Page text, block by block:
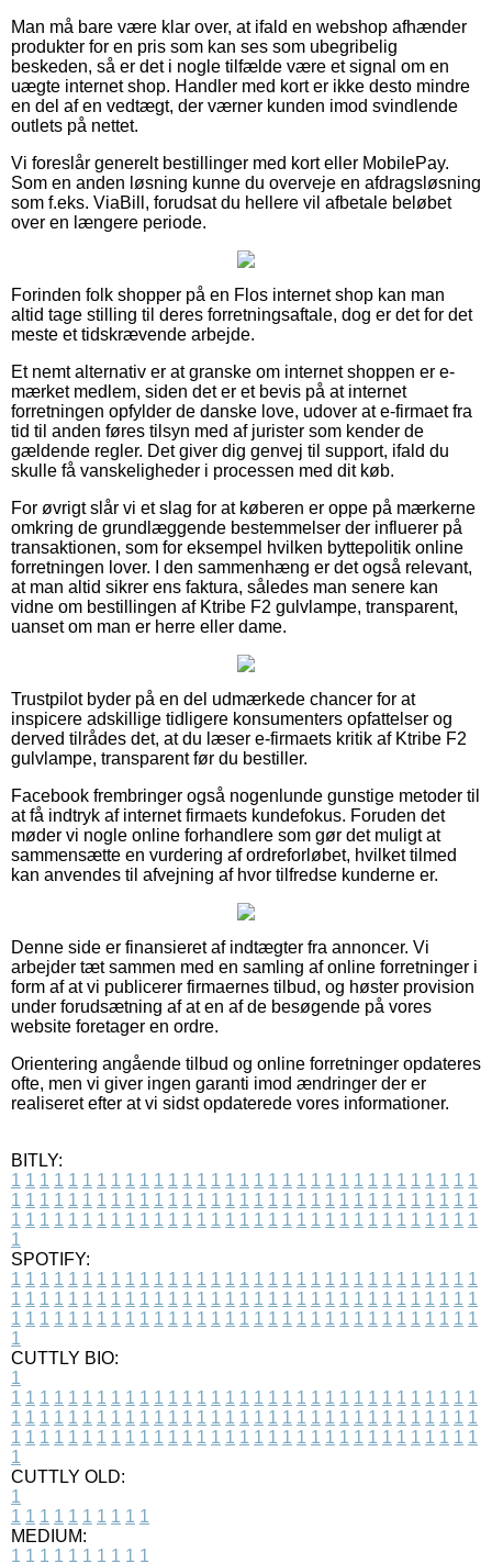
Man må bare være klar over, at ifald en webshop afhænder
produkter for en pris som kan ses som ubegribelig
beskeden, så er det i nogle tilfælde være et signal om en
uægte internet shop. Handler med kort er ikke desto mindre
en del af en vedtægt, der værner kunden imod svindlende
outlets på nettet.
Vi foreslår generelt bestillinger med kort eller MobilePay.
Som en anden løsning kunne du overveje en afdragsløsning
som f.eks. ViaBill, forudsat du hellere vil afbetale beløbet
over en længere periode.
Forinden folk shopper på en Flos internet shop kan man
altid tage stilling til deres forretningsaftale, dog er det for det
meste et tidskrævende arbejde.
Et nemt alternativ er at granske om internet shoppen er e-
mærket medlem, siden det er et bevis på at internet
forretningen opfylder de danske love, udover at e-firmaet fra
tid til anden føres tilsyn med af jurister som kender de
gældende regler. Det giver dig genvej til support, ifald du
skulle få vanskeligheder i processen med dit køb.
For øvrigt slår vi et slag for at køberen er oppe på mærkerne
omkring de grundlæggende bestemmelser der influerer på
transaktionen, som for eksempel hvilken byttepolitik online
forretningen lover. I den sammenhæng er det også relevant,
at man altid sikrer ens faktura, således man senere kan
vidne om bestillingen af Ktribe F2 gulvlampe, transparent,
uanset om man er herre eller dame.
Trustpilot byder på en del udmærkede chancer for at
inspicere adskillige tidligere konsumenters opfattelser og
derved tilrådes det, at du læser e-firmaets kritik af Ktribe F2
gulvlampe, transparent før du bestiller.
Facebook frembringer også nogenlunde gunstige metoder til
at få indtryk af internet firmaets kundefokus. Foruden det
møder vi nogle online forhandlere som gør det muligt at
sammensætte en vurdering af ordreforløbet, hvilket tilmed
kan anvendes til afvejning af hvor tilfredse kunderne er.
Denne side er finansieret af indtægter fra annoncer. Vi
arbejder tæt sammen med en samling af online forretninger i
form af at vi publicerer firmaernes tilbud, og høster provision
under forudsætning af at en af de besøgende på vores
website foretager en ordre.
Orientering angående tilbud og online forretninger opdateres
ofte, men vi giver ingen garanti imod ændringer der er
realiseret efter at vi sidst opdaterede vores informationer.
BITLY:
1 1 1 1 1 1 1 1 1 1 1 1 1 1 1 1 1 1 1 1 1 1 1 1 1 1 1 1 1 1 1 1 1
1 1 1 1 1 1 1 1 1 1 1 1 1 1 1 1 1 1 1 1 1 1 1 1 1 1 1 1 1 1 1 1 1
1 1 1 1 1 1 1 1 1 1 1 1 1 1 1 1 1 1 1 1 1 1 1 1 1 1 1 1 1 1 1 1 1
1
SPOTIFY:
1 1 1 1 1 1 1 1 1 1 1 1 1 1 1 1 1 1 1 1 1 1 1 1 1 1 1 1 1 1 1 1 1
1 1 1 1 1 1 1 1 1 1 1 1 1 1 1 1 1 1 1 1 1 1 1 1 1 1 1 1 1 1 1 1 1
1 1 1 1 1 1 1 1 1 1 1 1 1 1 1 1 1 1 1 1 1 1 1 1 1 1 1 1 1 1 1 1 1
1
CUTTLY BIO:
1
1 1 1 1 1 1 1 1 1 1 1 1 1 1 1 1 1 1 1 1 1 1 1 1 1 1 1 1 1 1 1 1 1
1 1 1 1 1 1 1 1 1 1 1 1 1 1 1 1 1 1 1 1 1 1 1 1 1 1 1 1 1 1 1 1 1
1 1 1 1 1 1 1 1 1 1 1 1 1 1 1 1 1 1 1 1 1 1 1 1 1 1 1 1 1 1 1 1 1
1
CUTTLY OLD:
1
1 1 1 1 1 1 1 1 1 1
MEDIUM:
1 1 1 1 1 1 1 1 1 1